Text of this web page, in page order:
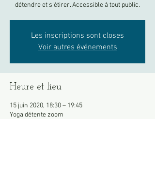
détendre et s'étirer. Accessible à tout public.
Les inscriptions sont closes
Voir autres événements
Heure et lieu
15 juin 2020, 18:30 – 19:45
Yoga détente zoom